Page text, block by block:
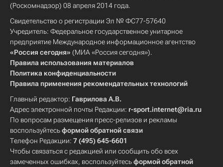
(Роскомнадзор) 08 апреля 2014 года.
Свидетельство о регистрации Эл № ФС77-57640
Учредитель: Федеральное государственное унитарное
предприятие Международное информационное агентство
«Россия сегодня» (МИА «Россия сегодня»).
Правила использования материалов
Политика конфиденциальности
Правила применения рекомендательных технологий
Главный редактор: Гаврилова А.В.
Адрес электронной почты Редакции: r-sport.internet@ria.ru
По вопросам размещения пресс-релизов и рекламы
воспользуйтесьформой обратной связи
Телефон Редакции: 7 (495) 645-6601
Чтобы связаться с редакцией или сообщить обо всех
замеченных ошибках, воспользуйтесьформой обратной